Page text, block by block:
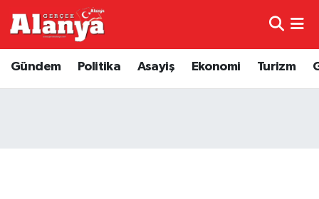
Gündem Politika Asayiş Ekonomi Turizm
Genel
Trafik Durumu